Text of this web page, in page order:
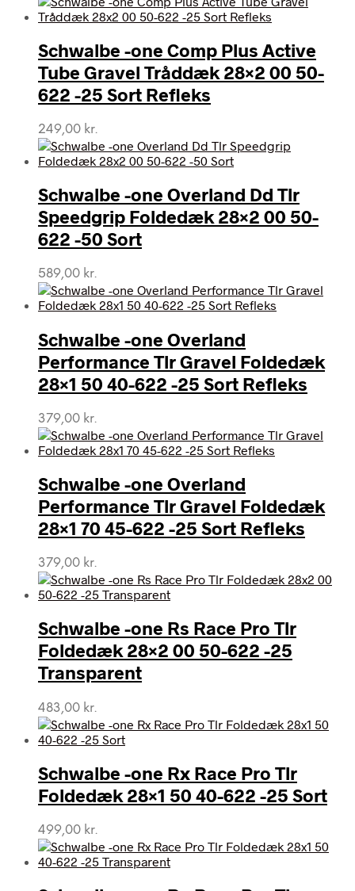
Schwalbe -one Comp Plus Active
Tube Gravel Tråddæk 28×2 00 50-
622 -25 Sort Refleks
249,00 kr.
Schwalbe -one Overland Dd Tlr
Speedgrip Foldedæk 28×2 00 50-
622 -50 Sort
589,00 kr.
Schwalbe -one Overland
Performance Tlr Gravel Foldedæk
28×1 50 40-622 -25 Sort Refleks
379,00 kr.
Schwalbe -one Overland
Performance Tlr Gravel Foldedæk
28×1 70 45-622 -25 Sort Refleks
379,00 kr.
Schwalbe -one Rs Race Pro Tlr
Foldedæk 28×2 00 50-622 -25
Transparent
483,00 kr.
Schwalbe -one Rx Race Pro Tlr
Foldedæk 28×1 50 40-622 -25 Sort
499,00 kr.